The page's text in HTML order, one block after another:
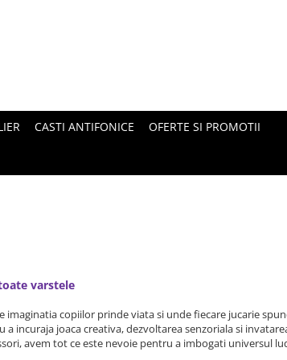
CASTI ANTIFONICE OFERTE SI PROMOTII
varstele
copiilor prinde viata si unde fiecare jucarie
incuraja joaca creativa, dezvoltarea senzoriala si
avem tot ce este nevoie pentru a imbogati universul